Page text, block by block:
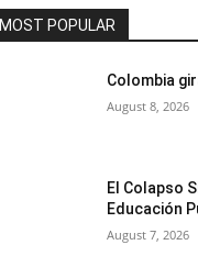
MOST POPULAR
Colombia
August 8, 2026
El Colapso
Educación
August 7, 2026